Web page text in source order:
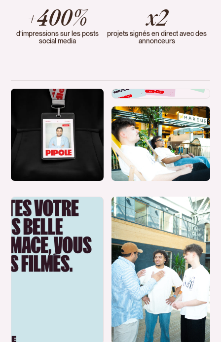
+400%
d’impressions sur les posts
social media
x2
projets signés en direct avec des
annonceurs